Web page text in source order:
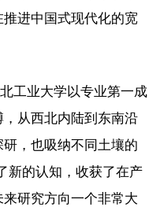
进中国式现代化的宽
工业大学以专业第一成
从西北内陆到东南沿
，也吸纳不同土壤的
新的认知，收获了在产
研究方向一个非常大